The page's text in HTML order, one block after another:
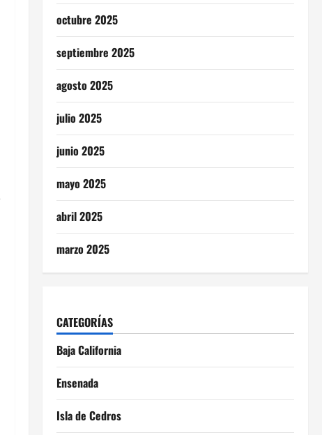
octubre 2025
septiembre 2025
agosto 2025
julio 2025
junio 2025
mayo 2025
abril 2025
marzo 2025
CATEGORÍAS
Baja California
Ensenada
Isla de Cedros